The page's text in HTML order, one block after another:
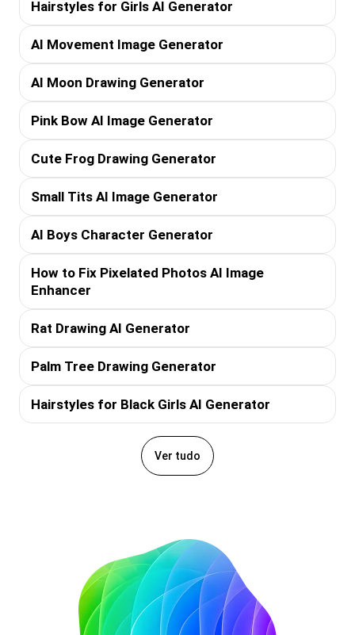
Hairstyles for Girls AI Generator
AI Movement Image Generator
AI Moon Drawing Generator
Pink Bow AI Image Generator
Cute Frog Drawing Generator
Small Tits AI Image Generator
AI Boys Character Generator
How to Fix Pixelated Photos AI Image
Enhancer
Rat Drawing AI Generator
Palm Tree Drawing Generator
Hairstyles for Black Girls AI Generator
Ver tudo